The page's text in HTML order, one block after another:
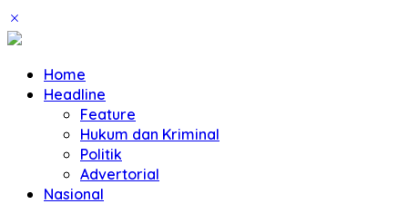
Home
Headline
Feature
Hukum dan Kriminal
Politik
Advertorial
Nasional